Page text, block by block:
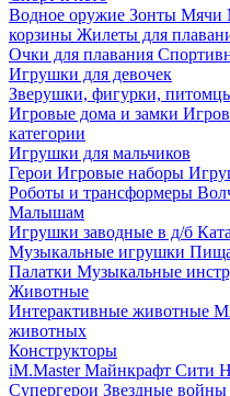
Водное оружие Зонты Мячи
корзины Жилеты для
Очки для плавания
Игрушки для девочек
Зверушки, фигурки,
Игровые дома и замки
категории
Игрушки для мальчиков
Герои Игровые наборы
Роботы и трансформеры
Малышам
Игрушки заводные в д/б
Музыкальные игрушки
Палатки Музыкальные
Животные
Интерактивные животные
животных
Конструкторы
iM.Master Майнкрафт Сити
Супергерои Звездные войны